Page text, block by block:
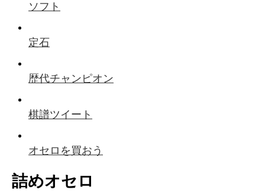
ソフト
定石
歴代チャンピオン
棋譜ツイート
オセロを買おう
詰めオセロ